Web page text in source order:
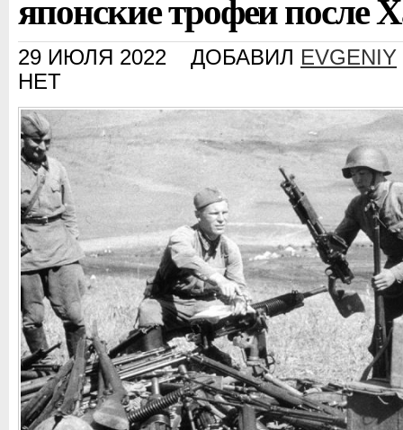
29 ИЮЛЯ 2022 ДОБАВИЛ EVGENIY
НЕТ